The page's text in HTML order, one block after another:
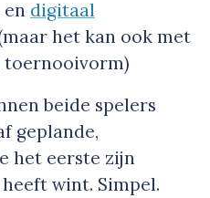
digitaal
het kan ook met
beide spelers
geplande,
het eerste zijn
wint. Simpel.